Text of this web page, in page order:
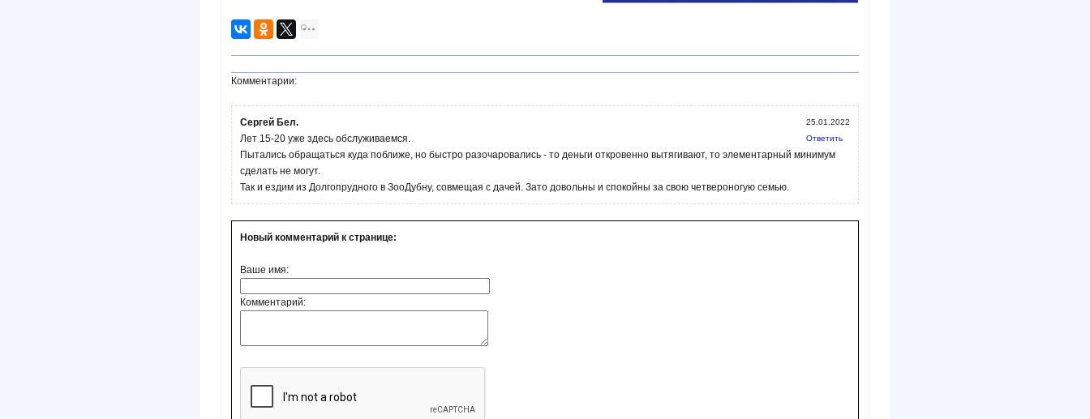
Комментарии:
25.01.2022
Ответить
Сергей Бел.
Лет 15-20 уже здесь обслуживаемся.
Пытались обращаться куда поближе, но быстро разочаровались - то деньги откровенно вытягивают, то элементарный минимум
сделать не могут.
Так и ездим из Долгопрудного в ЗооДубну, совмещая с дачей. Зато довольны и спокойны за свою четвероногую семью.
Новый комментарий к странице:
Ваше имя:
Комментарий: